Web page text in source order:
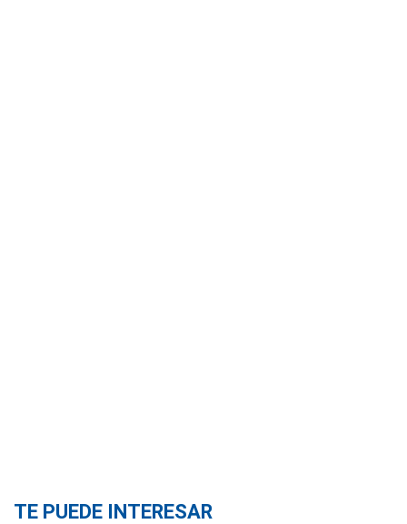
TE PUEDE INTERESAR